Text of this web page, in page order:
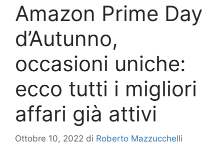
Amazon Prime Day
d’Autunno,
occasioni uniche:
ecco tutti i migliori
affari già attivi
Ottobre 10, 2022 di Roberto Mazzucchelli